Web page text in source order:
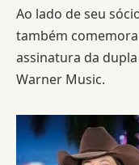
Ao lado de seu
também
assinatura da
Warner Music.